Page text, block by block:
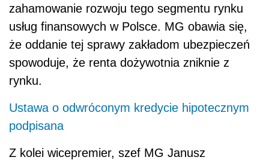
zahamowanie rozwoju tego segmentu rynku
usług finansowych w Polsce. MG obawia się,
że oddanie tej sprawy zakładom ubezpieczeń
spowoduje, że renta dożywotnia zniknie z
rynku.
Ustawa o odwróconym kredycie hipotecznym
podpisana
Z kolei wicepremier, szef MG Janusz